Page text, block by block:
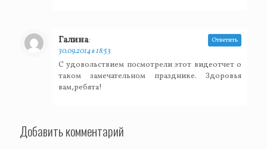
Галина:
30.09.2014 в 18:53
С удовольствием посмотрели этот видеотчет о
таком замечательном празднике. Здоровья
вам,ребята!
Ответить
Добавить комментарий